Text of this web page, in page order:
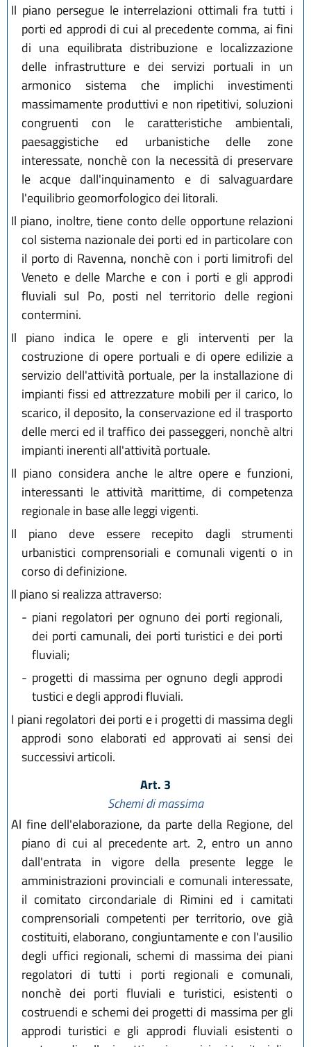
Il piano persegue le interrelazioni ottimali fra tutti i
porti ed approdi di cui al precedente comma, ai fini
di una equilibrata distribuzione e localizzazione
delle infrastrutture e dei servizi portuali in un
armonico sistema che implichi investimenti
massimamente produttivi e non ripetitivi, soluzioni
congruenti con le caratteristiche ambientali,
paesaggistiche ed urbanistiche delle zone
interessate, nonchè con la necessità di preservare
le acque dall'inquinamento e di salvaguardare
l'equilibrio geomorfologico dei litorali.
Il piano, inoltre, tiene conto delle opportune relazioni
col sistema nazionale dei porti ed in particolare con
il porto di Ravenna, nonchè con i porti limitrofi del
Veneto e delle Marche e con i porti e gli approdi
fluviali sul Po, posti nel territorio delle regioni
contermini.
Il piano indica le opere e gli interventi per la
costruzione di opere portuali e di opere edilizie a
servizio dell'attività portuale, per la installazione di
impianti fissi ed attrezzature mobili per il carico, lo
scarico, il deposito, la conservazione ed il trasporto
delle merci ed il traffico dei passeggeri, nonchè altri
impianti inerenti all'attività portuale.
Il piano considera anche le altre opere e funzioni,
interessanti le attività marittime, di competenza
regionale in base alle leggi vigenti.
Il piano deve essere recepito dagli strumenti
urbanistici comprensoriali e comunali vigenti o in
corso di definizione.
Il piano si realizza attraverso:
- piani regolatori per ognuno dei porti regionali,
dei porti camunali, dei porti turistici e dei porti
fluviali;
- progetti di massima per ognuno degli approdi
tustici e degli approdi fluviali.
I piani regolatori dei porti e i progetti di massima degli
approdi sono elaborati ed approvati ai sensi dei
successivi articoli.
Art. 3
Schemi di massima
Al fine dell'elaborazione, da parte della Regione, del
piano di cui al precedente art. 2, entro un anno
dall'entrata in vigore della presente legge le
amministrazioni provinciali e comunali interessate,
il comitato circondariale di Rimini ed i camitati
comprensoriali competenti per territorio, ove già
costituiti, elaborano, congiuntamente e con l'ausilio
degli uffici regionali, schemi di massima dei piani
regolatori di tutti i porti regionali e comunali,
nonchè dei porti fluviali e turistici, esistenti o
costruendi e schemi dei progetti di massima per gli
approdi turistici e gli approdi fluviali esistenti o